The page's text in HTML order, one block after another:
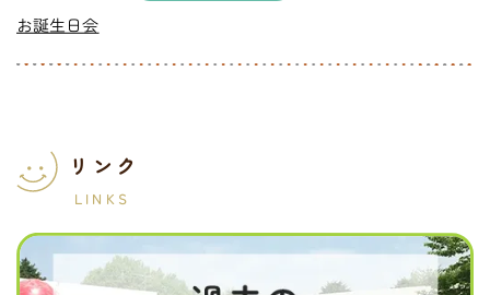
お誕生日会
リンク
LINKS